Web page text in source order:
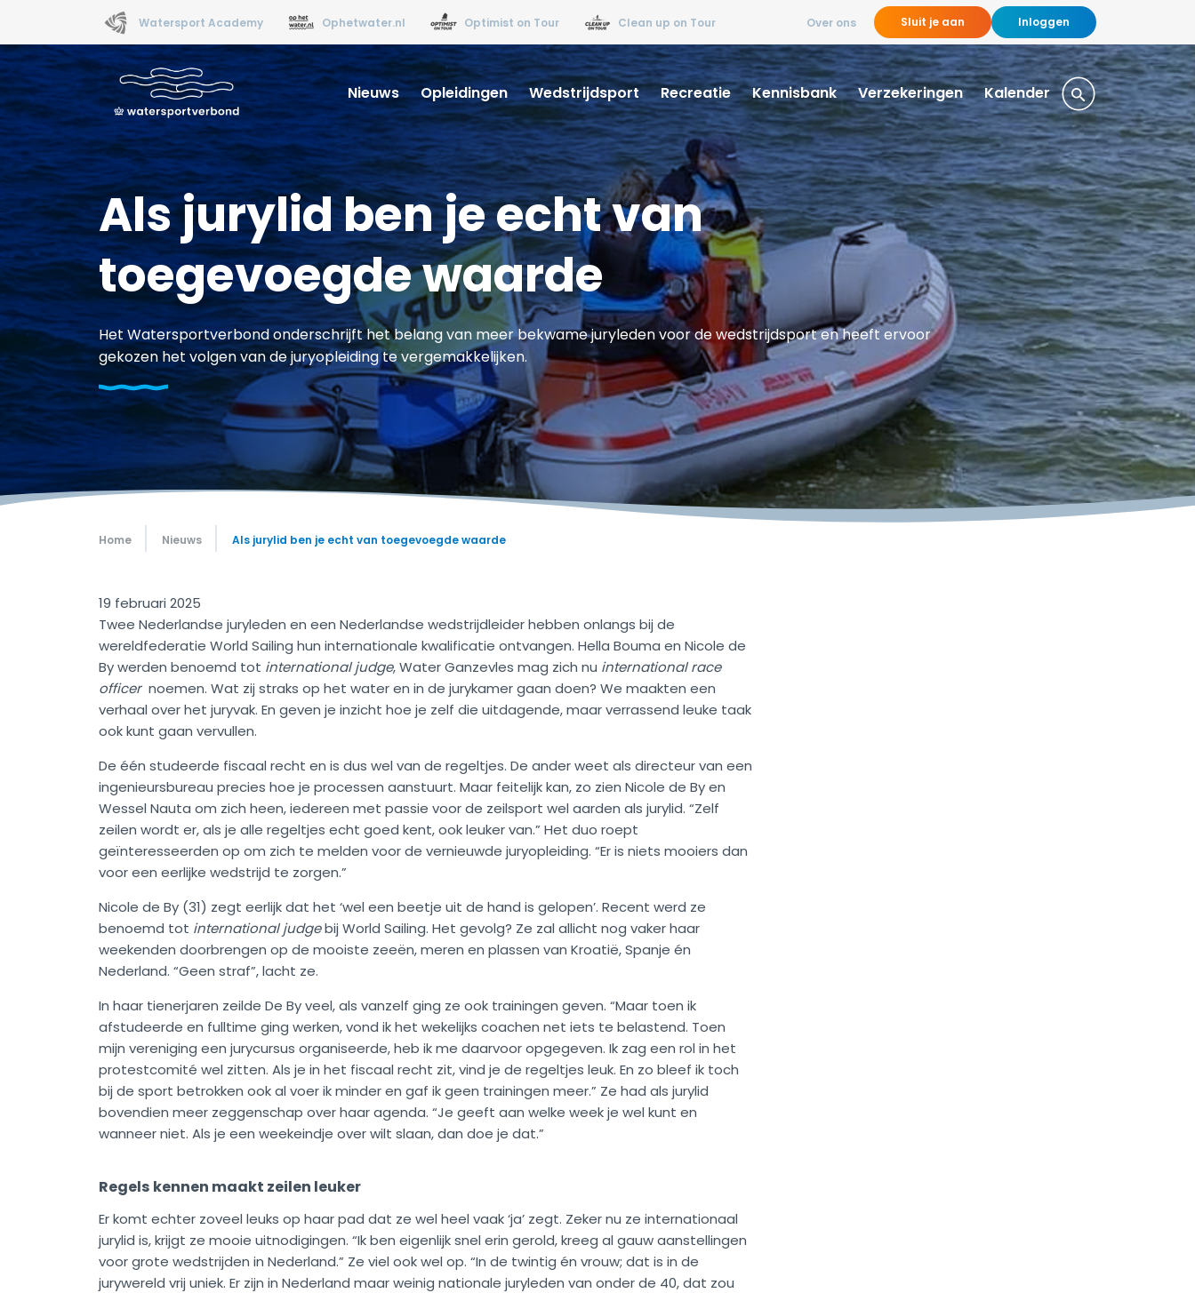
Watersport Academy Ophetwater.nl Optimist on Tour Clean up on Tour Over ons Sluit je aan Inloggen
Nieuws Opleidingen Wedstrijdsport Recreatie Kennisbank Verzekeringen Kalender
Als jurylid ben je echt van
toegevoegde waarde
Het Watersportverbond onderschrijft het belang van meer bekwame juryleden voor de wedstrijdsport en heeft ervoor
gekozen het volgen van de juryopleiding te vergemakkelijken.
Home Nieuws Als jurylid ben je echt van toegevoegde waarde
19 februari 2025
Twee Nederlandse juryleden en een Nederlandse wedstrijdleider hebben onlangs bij de
wereldfederatie World Sailing hun internationale kwalificatie ontvangen. Hella Bouma en Nicole de
By werden benoemd tot international judge, Water Ganzevles mag zich nu international race
officernoemen. Wat zij straks op het water en in de jurykamer gaan doen? We maakten een
verhaal over het juryvak. En geven je inzicht hoe je zelf die uitdagende, maar verrassend leuke taak
ook kunt gaan vervullen.
De één studeerde fiscaal recht en is dus wel van de regeltjes. De ander weet als directeur van een
ingenieursbureau precies hoe je processen aanstuurt. Maar feitelijk kan, zo zien Nicole de By en
Wessel Nauta om zich heen, iedereen met passie voor de zeilsport wel aarden als jurylid. “Zelf
zeilen wordt er, als je alle regeltjes echt goed kent, ook leuker van.” Het duo roept
geïnteresseerden op om zich te melden voor de vernieuwde juryopleiding. “Er is niets mooiers dan
voor een eerlijke wedstrijd te zorgen.”
Nicole de By (31) zegt eerlijk dat het ‘wel een beetje uit de hand is gelopen’. Recent werd ze
benoemd tot international judgebij World Sailing. Het gevolg? Ze zal allicht nog vaker haar
weekenden doorbrengen op de mooiste zeeën, meren en plassen van Kroatië, Spanje én
Nederland. “Geen straf”, lacht ze.
In haar tienerjaren zeilde De By veel, als vanzelf ging ze ook trainingen geven. “Maar toen ik
afstudeerde en fulltime ging werken, vond ik het wekelijks coachen net iets te belastend. Toen
mijn vereniging een jurycursus organiseerde, heb ik me daarvoor opgegeven. Ik zag een rol in het
protestcomité wel zitten. Als je in het fiscaal recht zit, vind je de regeltjes leuk. En zo bleef ik toch
bij de sport betrokken ook al voer ik minder en gaf ik geen trainingen meer.” Ze had als jurylid
bovendien meer zeggenschap over haar agenda. “Je geeft aan welke week je wel kunt en
wanneer niet. Als je een weekeindje over wilt slaan, dan doe je dat.”
Regels kennen maakt zeilen leuker
Er komt echter zoveel leuks op haar pad dat ze wel heel vaak ‘ja’ zegt. Zeker nu ze internationaal
jurylid is, krijgt ze mooie uitnodigingen. “Ik ben eigenlijk snel erin gerold, kreeg al gauw aanstellingen
voor grote wedstrijden in Nederland.” Ze viel ook wel op. “In de twintig én vrouw; dat is in de
jurywereld vrij uniek. Er zijn in Nederland maar weinig nationale juryleden van onder de 40, dat zou